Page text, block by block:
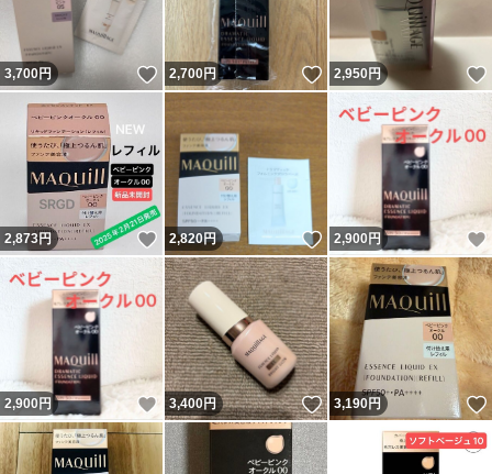
3,700円 いいね！
2,700円 いいね！
2,950円
2,873円 いいね！
2,820円 いいね！
2,900 円
2,900 円 いいね！
3,400円 いいね！
3,190円